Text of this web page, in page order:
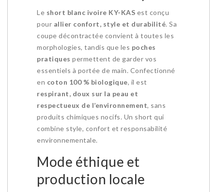
Le short blanc ivoire KY-KAS est conçu
pour allier confort, style et durabilité. Sa
coupe décontractée convient à toutes les
morphologies, tandis que les poches
pratiques permettent de garder vos
essentiels à portée de main. Confectionné
en coton 100 % biologique, il est
respirant, doux sur la peau et
respectueux de l’environnement, sans
produits chimiques nocifs. Un short qui
combine style, confort et responsabilité
environnementale.
Mode éthique et
production locale